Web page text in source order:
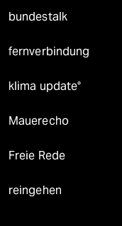
bundestalk
fernverbindung
klima update°
Mauerecho
Freie Rede
reingehen